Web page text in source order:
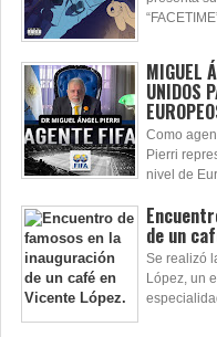
MIGUEL
UNIDOS
Como
Pierri
nivel de
de un
Se realizó
López, un